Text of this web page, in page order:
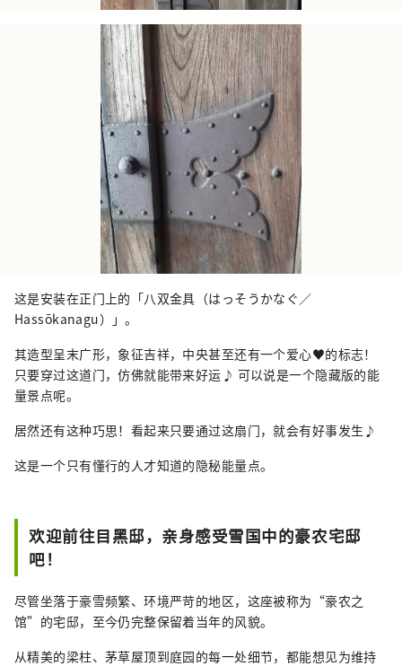
这是安装在正门上的「八双金具（はっそうかなぐ／
Hassōkanagu）」。
其造型呈末广形，象征吉祥，中央甚至还有一个爱心♥的标志！
只要穿过这道门，仿佛就能带来好运♪ 可以说是一个隐藏版的能
量景点呢。
居然还有这种巧思！看起来只要通过这扇门，就会有好事发生♪
这是一个只有懂行的人才知道的隐秘能量点。
欢迎前往目黑邸，亲身感受雪国中的豪农宅邸
吧！
尽管坐落于豪雪频繁、环境严苛的地区，这座被称为“豪农之
馆”的宅邸，至今仍完整保留着当年的风貌。
从精美的梁柱、茅草屋顶到庭园的每一处细节，都能想见为维持